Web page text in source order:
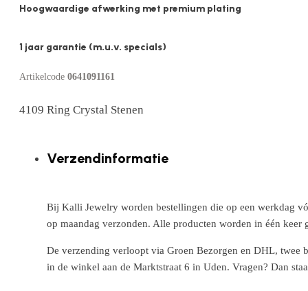
Hoogwaardige afwerking met premium plating
1 jaar garantie (m.u.v. specials)
Artikelcode 0641091161
4109 Ring Crystal Stenen
Verzendinformatie
Bij Kalli Jewelry worden bestellingen die op een werkdag
op maandag verzonden. Alle producten worden in één
De verzending verloopt via Groen Bezorgen en DHL, twee
in de winkel aan de Marktstraat 6 in Uden. Vragen? Dan